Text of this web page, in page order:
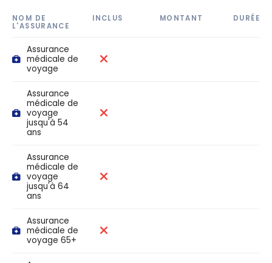
NOM DE
L'ASSURANCE
INCLUS MONTANT DURÉE
Assurance
médicale de
voyage
Assurance
médicale de
voyage
jusqu'à 54
ans
Assurance
médicale de
voyage
jusqu'à 64
ans
Assurance
médicale de
voyage 65+